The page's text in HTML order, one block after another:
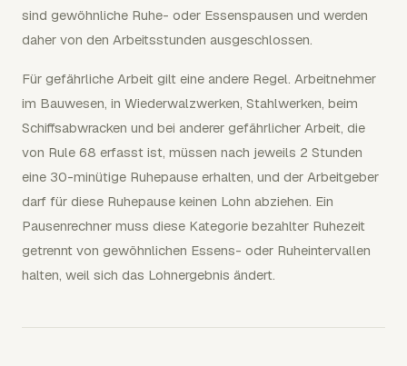
sind gewöhnliche Ruhe- oder Essenspausen und werden
daher von den Arbeitsstunden ausgeschlossen.
Für gefährliche Arbeit gilt eine andere Regel. Arbeitnehmer
im Bauwesen, in Wiederwalzwerken, Stahlwerken, beim
Schiffsabwracken und bei anderer gefährlicher Arbeit, die
von Rule 68 erfasst ist, müssen nach jeweils 2 Stunden
eine 30-minütige Ruhepause erhalten, und der Arbeitgeber
darf für diese Ruhepause keinen Lohn abziehen. Ein
Pausenrechner muss diese Kategorie bezahlter Ruhezeit
getrennt von gewöhnlichen Essens- oder Ruheintervallen
halten, weil sich das Lohnergebnis ändert.